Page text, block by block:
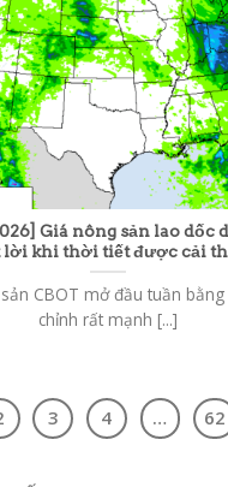
Giá nông sản lao dốc
lời khi thời tiết được cải
CBOT mở đầu tuần
chỉnh rất mạnh [...]
3 4 … 62